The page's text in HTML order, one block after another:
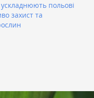
польові
захист та